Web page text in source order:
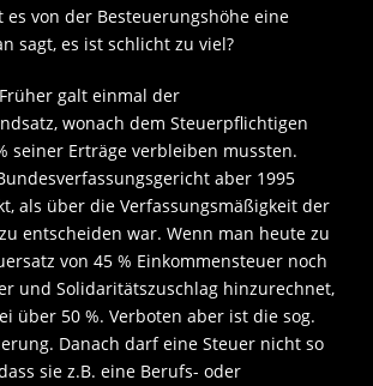
es von der Besteuerungshöhe eine
sagt, es ist schlicht zu viel?
galt einmal der
wonach dem Steuerpflichtigen
seiner Erträge verbleiben mussten.
aber 1995
als über die Verfassungsmäßigkeit der
entscheiden war. Wenn man heute zu
von 45 % Einkommensteuer noch
und Solidaritätszuschlag hinzurechnet,
über 50 %. Verboten aber ist die sog.
Danach darf eine Steuer nicht so
sie z.B. eine Berufs- oder